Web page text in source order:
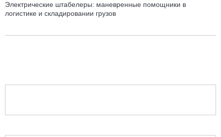
Электрические штабелеры: маневренные помощники в
логистике и складировании грузов